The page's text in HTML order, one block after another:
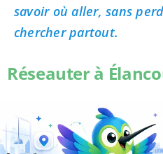
savoir où aller, sans
chercher partout.
Réseauter à